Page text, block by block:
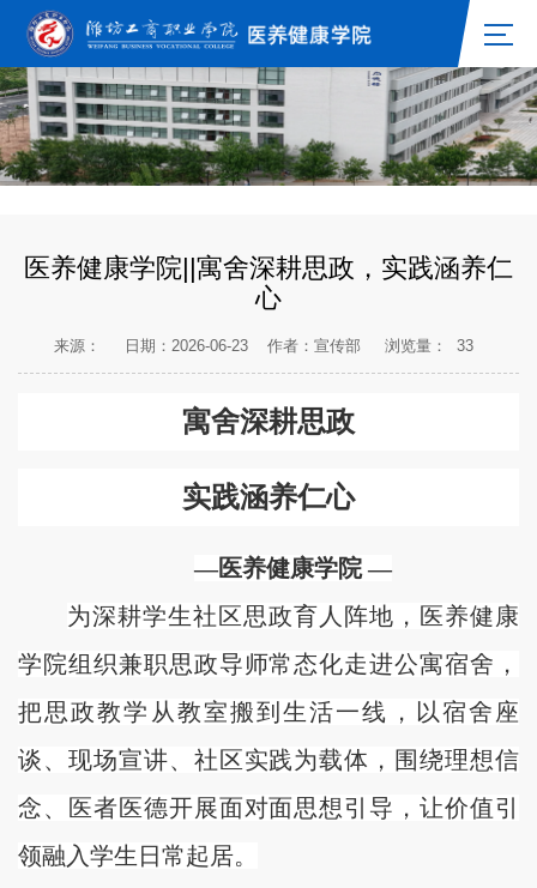
医养健康学院||寓舍深耕思政，实践涵养仁
心
来源： 日期：2026-06-23 作者：宣传部 浏览量： 33
寓舍深耕思政
实践涵养仁心
—医养健康学院 —
为深耕学生社区思政育人阵地，医养健康
学院组织兼职思政导师常态化走进公寓宿舍，
把思政教学从教室搬到生活一线，以宿舍座
谈、现场宣讲、社区实践为载体，围绕理想信
念、医者医德开展面对面思想引导，让价值引
领融入学生日常起居。